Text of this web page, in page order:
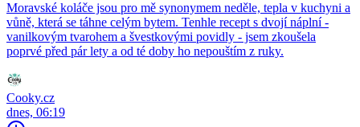
Moravské koláče jsou pro mě synonymem neděle, tepla v kuchyni a
vůně, která se táhne celým bytem. Tenhle recept s dvojí náplní -
vanilkovým tvarohem a švestkovými povidly - jsem zkoušela
poprvé před pár lety a od té doby ho nepouštím z ruky.
Cooky.cz
dnes, 06:19